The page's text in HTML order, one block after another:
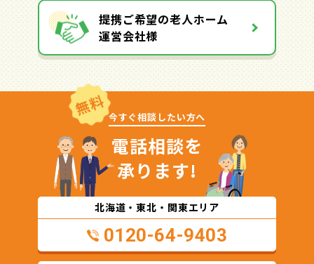
提携ご希望の老人ホーム
運営会社様
無料 今すぐ相談したい方へ
電話相談を
承ります!
北海道・東北・関東エリア
0120-64-9403